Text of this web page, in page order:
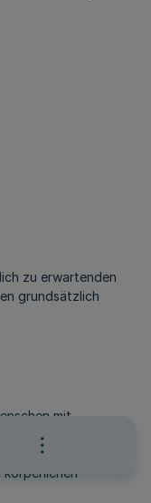
zu erwartenden
grundsätzlich
mit
gegebenenfalls
zum
körperlichen